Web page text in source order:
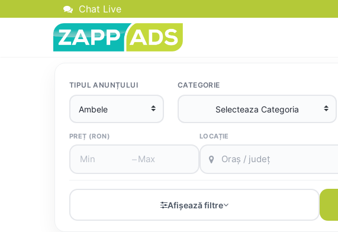
Chat Live
TIPUL ANUNȚULUI CATEGORIE
PREȚ (RON)
–
LOCAȚIE
Afișează filtre